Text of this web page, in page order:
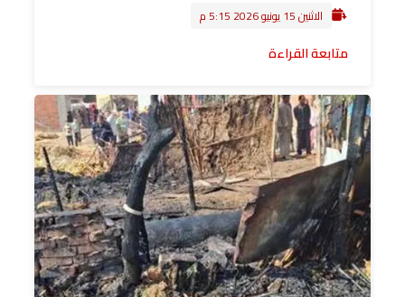
الاثنين 15 يونيو 2026 5:15 م
متابعة القراءة